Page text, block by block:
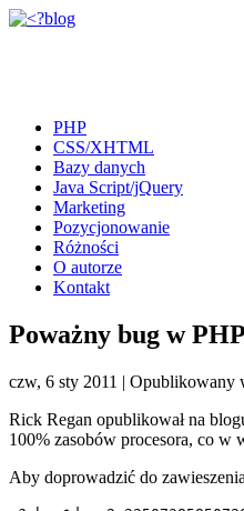
PHP
CSS/XHTML
Bazy danych
Java Script/jQuery
Marketing
Pozycjonowanie
Różności
O autorze
Kontakt
Poważny bug w PHP
czw, 6 sty 2011 | Opublikowany
Rick Regan opublikował na
100% zasobów procesora, co w
Aby doprowadzić do